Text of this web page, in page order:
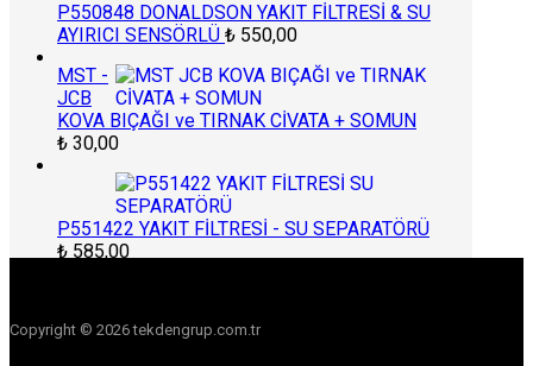
P550848 DONALDSON YAKIT FİLTRESİ & SU
AYIRICI SENSÖRLÜ ₺ 550,00
MST -
JCB
KOVA BIÇAĞI ve TIRNAK CİVATA + SOMUN
₺ 30,00
P551422 YAKIT FİLTRESİ - SU SEPARATÖRÜ
₺ 585,00
Copyright © 2026 tekdengrup.com.tr